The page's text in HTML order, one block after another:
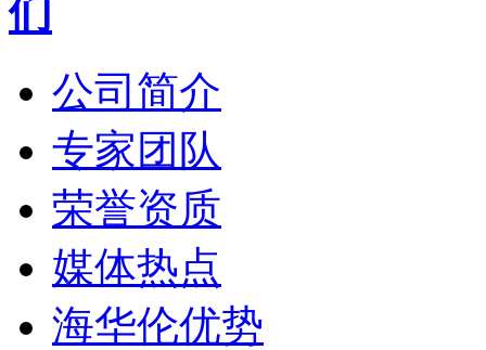
公司简介
专家团队
荣誉资质
媒体热点
海华伦优势